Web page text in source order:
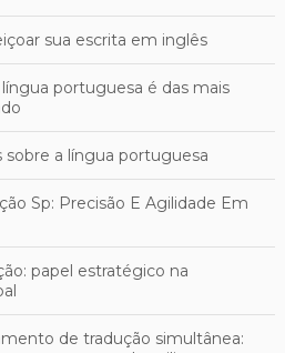
sua escrita em inglês
portuguesa é das mais
sobre a língua portuguesa
Sp: Precisão E Agilidade Em
papel estratégico na
de tradução simultânea: